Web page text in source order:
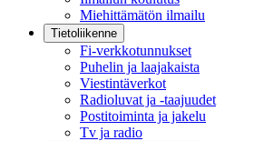
Miehittämätön ilmailu
Tietoliikenne
Fi-verkkotunnukset
Puhelin ja laajakaista
Viestintäverkot
Radioluvat ja -taajuudet
Postitoiminta ja jakelu
Tv ja radio